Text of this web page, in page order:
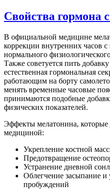
Свойства гормона
В официальной медицине
коррекции внутренних часов
нормального
Также советуется пить
естественная гормональная
работающим на борту
менять временные часовые
принимаются подобные
физических показателей.
Эффекты мелатонина,
медициной:
Укрепление костной
Предотвращение
Устранение дневной
Облегчение засыпание
пробуждений